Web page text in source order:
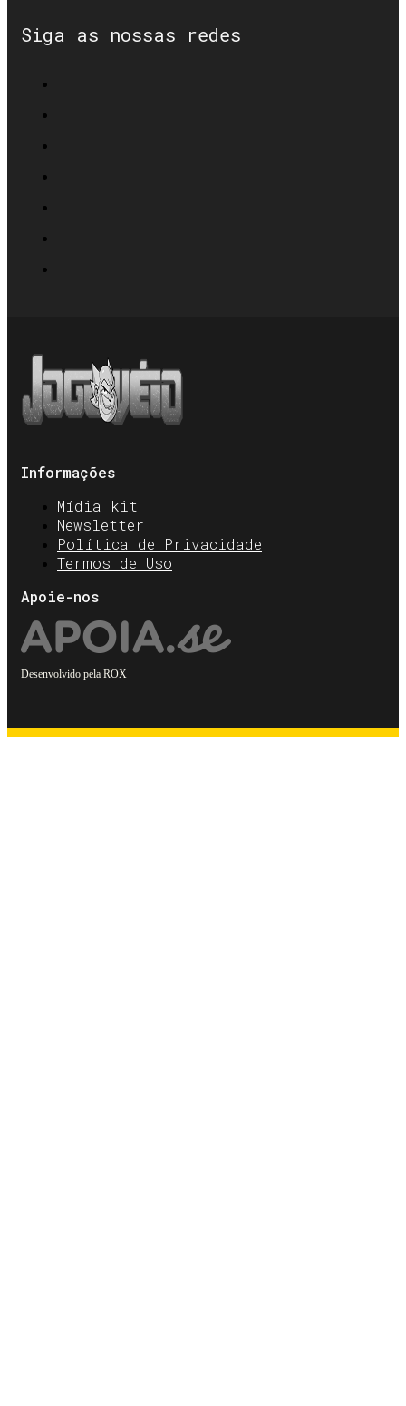
Siga as nossas redes
Informações
Mídia kit
Newsletter
Política de Privacidade
Termos de Uso
Apoie-nos
Desenvolvido pela ROX